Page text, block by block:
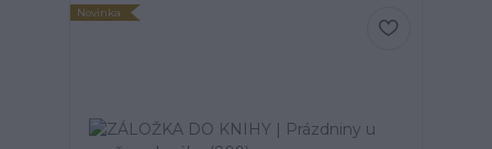
Novinka